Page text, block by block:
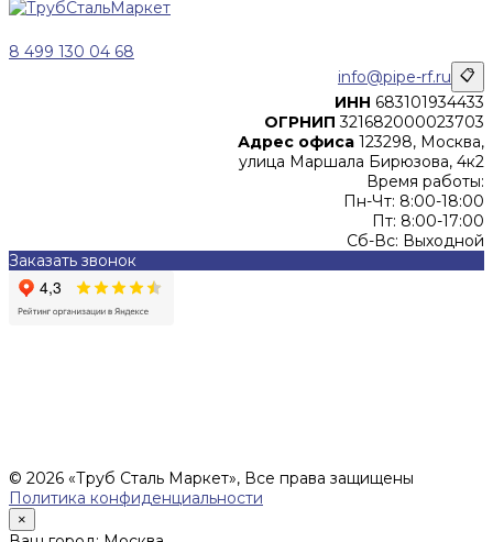
8 499 130 04 68
info@pipe-rf.ru 📋
ИНН 683101934433
ОГРНИП 321682000023703
Адрес офиса 123298, Москва,
улица Маршала Бирюзова, 4к2
Время работы:
Пн-Чт: 8:00-18:00
Пт: 8:00-17:00
Сб-Вс: Выходной
Заказать звонок
© 2026 «Труб Сталь Маркет», Все права защищены
Политика конфиденциальности
×